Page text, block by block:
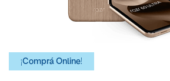
¡Comprá Online!